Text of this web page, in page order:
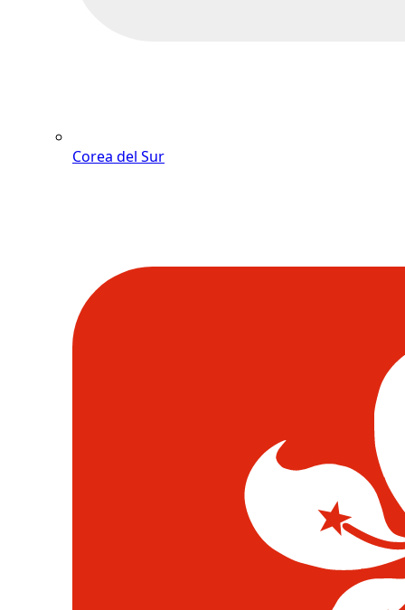
Corea del Sur